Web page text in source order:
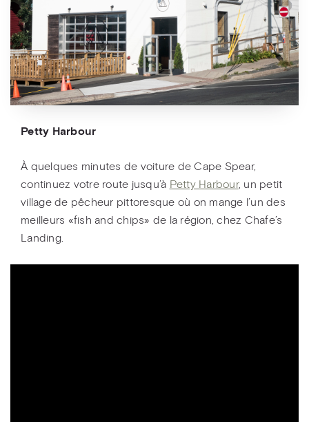
Petty Harbour
À quelques minutes de voiture de Cape Spear,
continuez votre route jusqu’à Petty Harbour, un petit
village de pêcheur pittoresque où on mange l’un des
meilleurs «fish and chips» de la région, chez Chafe’s
Landing.